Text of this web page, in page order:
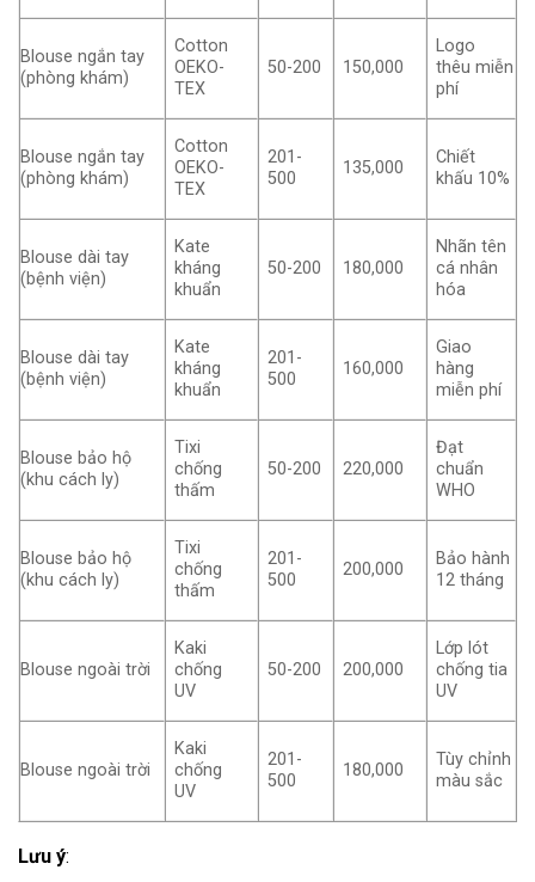
Blouse ngắn tay
(phòng khám)
Cotton
OEKO-
TEX
50-200 150,000
Logo
thêu miễn
phí
Blouse ngắn tay
(phòng khám)
Cotton
OEKO-
TEX
201-
500
135,000
Chiết
khấu 10%
Blouse dài tay
(bệnh viện)
Kate
kháng
khuẩn
50-200 180,000
Nhãn tên
cá nhân
hóa
Blouse dài tay
(bệnh viện)
Kate
kháng
khuẩn
201-
500
160,000
Giao
hàng
miễn phí
Blouse bảo hộ
(khu cách ly)
Tixi
chống
thấm
50-200 220,000
Đạt
chuẩn
WHO
Blouse bảo hộ
(khu cách ly)
Tixi
chống
thấm
201-
500
200,000
Bảo hành
12 tháng
Blouse ngoài trời
Kaki
chống
UV
50-200 200,000
Lớp lót
chống tia
UV
Blouse ngoài trời
Kaki
chống
UV
201-
500
180,000
Tùy chỉnh
màu sắc
Lưu ý: